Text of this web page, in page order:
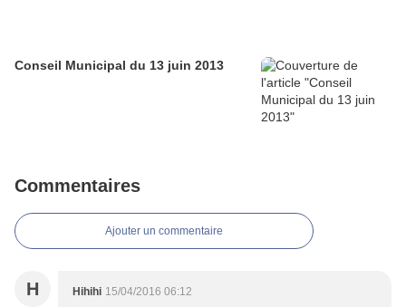
Conseil Municipal du 13 juin 2013
Commentaires
Ajouter un commentaire
H Hihihi 15/04/2016 06:12